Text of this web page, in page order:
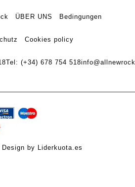
ÜBER UNS Bedingungen
Cookies policy
Tel: (+34) 678 754 518
by Liderkuota.es